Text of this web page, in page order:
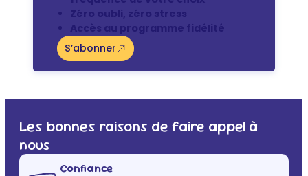
Zéro oubli, zéro stress
Accès au programme fidélité
S’abonner
Les bonnes raisons de faire appel à
nous
Confiance